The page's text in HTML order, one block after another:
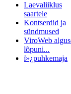
Laevaliiklus
saartele
Kontserdid ja
sündmused
ViroWeb
lõpuni...
ï»¿puhkemaja